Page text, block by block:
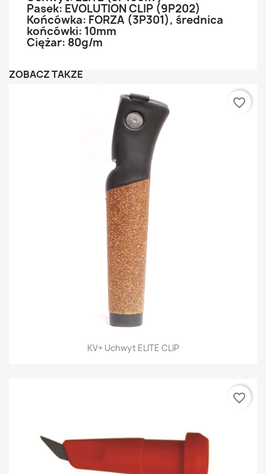
Pasek: EVOLUTION CLIP (9P202)
Końcówka: FORZA (3P301), średnica
końcówki: 10mm
Ciężar: 80g/m
ZOBACZ TAKŻE
KV+ Uchwyt ELITE CLIP
favorite_border
favorite_border